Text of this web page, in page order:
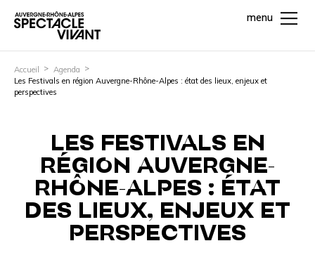
menu
Accueil
Agenda
Les Festivals en région Auvergne-Rhône-Alpes : état des lieux, enjeux et
perspectives
LES FESTIVALS EN
RÉGION AUVERGNE-
RHÔNE-ALPES : ÉTAT
DES LIEUX, ENJEUX ET
PERSPECTIVES